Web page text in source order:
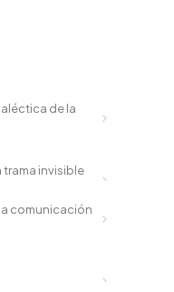
de la
trama invisible
comunicación